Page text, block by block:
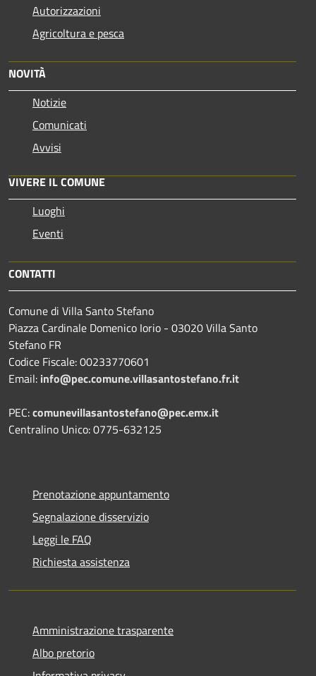
Autorizzazioni
Agricoltura e pesca
NOVITÀ
Notizie
Comunicati
Avvisi
VIVERE IL COMUNE
Luoghi
Eventi
CONTATTI
Comune di Villa Santo Stefano
Piazza Cardinale Domenico Iorio - 03020 Villa Santo
Stefano FR
Codice Fiscale: 00233770601
Email: info@pec.comune.villasantostefano.fr.it
PEC:comunevillasantostefano@pec.emx.it
Centralino Unico: 0775-632125
Prenotazione appuntamento
Segnalazione disservizio
Leggi le FAQ
Richiesta assistenza
Amministrazione trasparente
Albo pretorio